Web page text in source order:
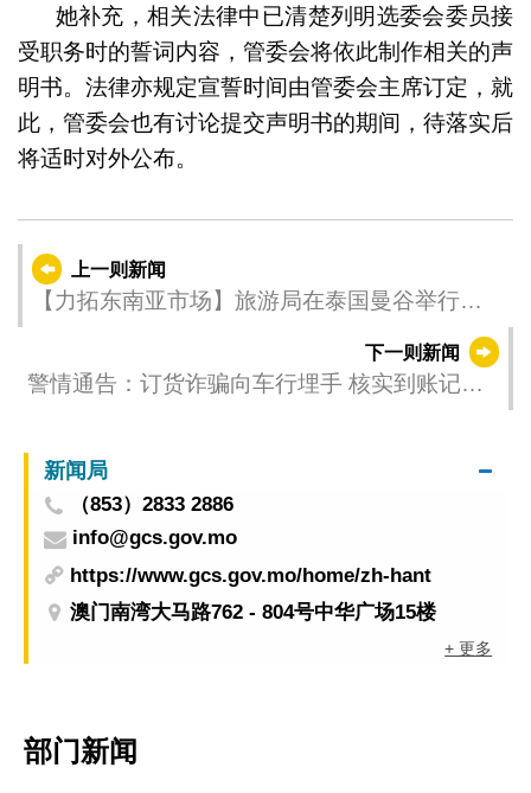
她补充，相关法律中已清楚列明选委会委员接
受职务时的誓词内容，管委会将依此制作相关的声
明书。法律亦规定宣誓时间由管委会主席订定，就
此，管委会也有讨论提交声明书的期间，待落实后
将适时对外公布。
上一则新闻
【力拓东南亚市场】旅游局在泰国曼谷举行路
下一则新闻
警情通告：订货诈骗向车行埋手 核实到账记录
新闻局
（853）2833 2886
info@gcs.gov.mo
https://www.gcs.gov.mo/home/zh-hant
澳门南湾大马路762 - 804号中华广场15楼
+ 更多
部门新闻